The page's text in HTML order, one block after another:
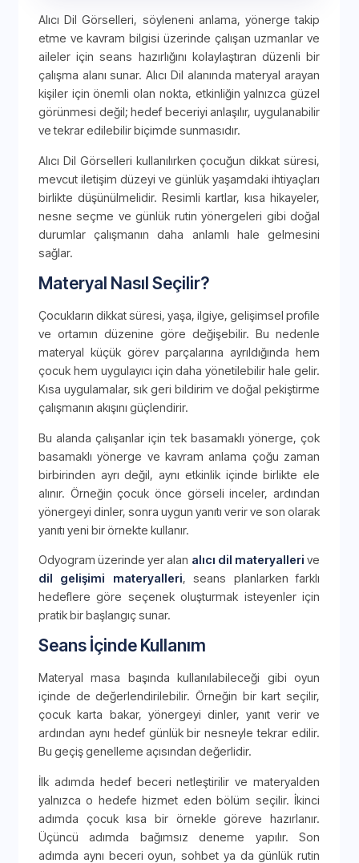
Alıcı Dil Görselleri, söyleneni anlama, yönerge takip
etme ve kavram bilgisi üzerinde çalışan uzmanlar ve
aileler için seans hazırlığını kolaylaştıran düzenli bir
çalışma alanı sunar. Alıcı Dil alanında materyal arayan
kişiler için önemli olan nokta, etkinliğin yalnızca güzel
görünmesi değil; hedef beceriyi anlaşılır, uygulanabilir
ve tekrar edilebilir biçimde sunmasıdır.
Alıcı Dil Görselleri kullanılırken çocuğun dikkat süresi,
mevcut iletişim düzeyi ve günlük yaşamdaki ihtiyaçları
birlikte düşünülmelidir. Resimli kartlar, kısa hikayeler,
nesne seçme ve günlük rutin yönergeleri gibi doğal
durumlar çalışmanın daha anlamlı hale gelmesini
sağlar.
Materyal Nasıl Seçilir?
Çocukların dikkat süresi, yaşa, ilgiye, gelişimsel profile
ve ortamın düzenine göre değişebilir. Bu nedenle
materyal küçük görev parçalarına ayrıldığında hem
çocuk hem uygulayıcı için daha yönetilebilir hale gelir.
Kısa uygulamalar, sık geri bildirim ve doğal pekiştirme
çalışmanın akışını güçlendirir.
Bu alanda çalışanlar için tek basamaklı yönerge, çok
basamaklı yönerge ve kavram anlama çoğu zaman
birbirinden ayrı değil, aynı etkinlik içinde birlikte ele
alınır. Örneğin çocuk önce görseli inceler, ardından
yönergeyi dinler, sonra uygun yanıtı verir ve son olarak
yanıtı yeni bir örnekte kullanır.
Odyogram üzerinde yer alan alıcı dil materyalleri ve
dil gelişimi materyalleri, seans planlarken farklı
hedeflere göre seçenek oluşturmak isteyenler için
pratik bir başlangıç sunar.
Seans İçinde Kullanım
Materyal masa başında kullanılabileceği gibi oyun
içinde de değerlendirilebilir. Örneğin bir kart seçilir,
çocuk karta bakar, yönergeyi dinler, yanıt verir ve
ardından aynı hedef günlük bir nesneyle tekrar edilir.
Bu geçiş genelleme açısından değerlidir.
İlk adımda hedef beceri netleştirilir ve materyalden
yalnızca o hedefe hizmet eden bölüm seçilir. İkinci
adımda çocuk kısa bir örnekle göreve hazırlanır.
Üçüncü adımda bağımsız deneme yapılır. Son
adımda aynı beceri oyun, sohbet ya da günlük rutin